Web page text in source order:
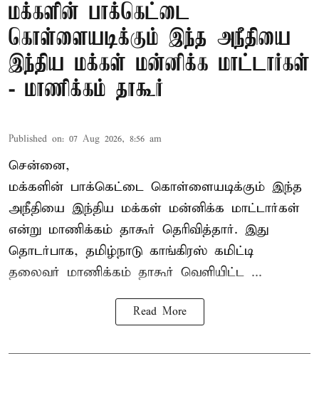
மக்களின் பாக்கெட்டை
கொள்ளையடிக்கும் இந்த அநீதியை
இந்திய மக்கள் மன்னிக்க மாட்டார்கள்
- மாணிக்கம் தாகூர்
Published on: 07 Aug 2026, 8:56 am
சென்னை,
மக்களின் பாக்கெட்டை கொள்ளையடிக்கும் இந்த
அநீதியை இந்திய மக்கள் மன்னிக்க மாட்டார்கள்
என்று மாணிக்கம் தாகூர் தெரிவித்தார். இது
தொடர்பாக, தமிழ்நாடு காங்கிரஸ் கமிட்டி
தலைவர் மாணிக்கம் தாகூர் வெளியிட்ட ...
Read More